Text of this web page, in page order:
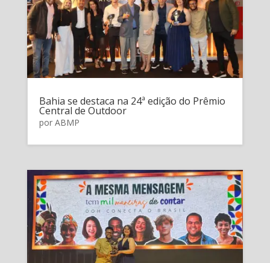
Bahia se destaca na 24ª edição do Prêmio
Central de Outdoor
por ABMP